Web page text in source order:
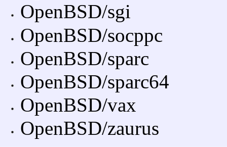
OpenBSD/sgi
OpenBSD/socppc
OpenBSD/sparc
OpenBSD/sparc64
OpenBSD/vax
OpenBSD/zaurus